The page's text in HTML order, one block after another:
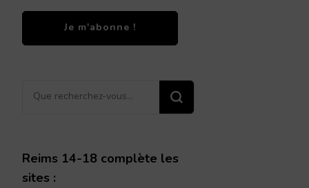
Vous
Reims 14-18 complète les
sites :